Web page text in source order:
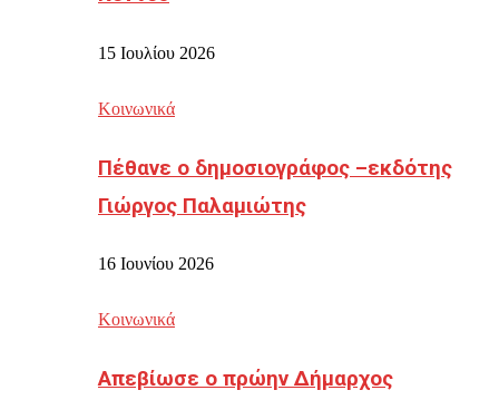
15 Ιουλίου 2026
Κοινωνικά
Πέθανε ο δημοσιογράφος –εκδότης
Γιώργος Παλαμιώτης
16 Ιουνίου 2026
Κοινωνικά
Απεβίωσε ο πρώην Δήμαρχος